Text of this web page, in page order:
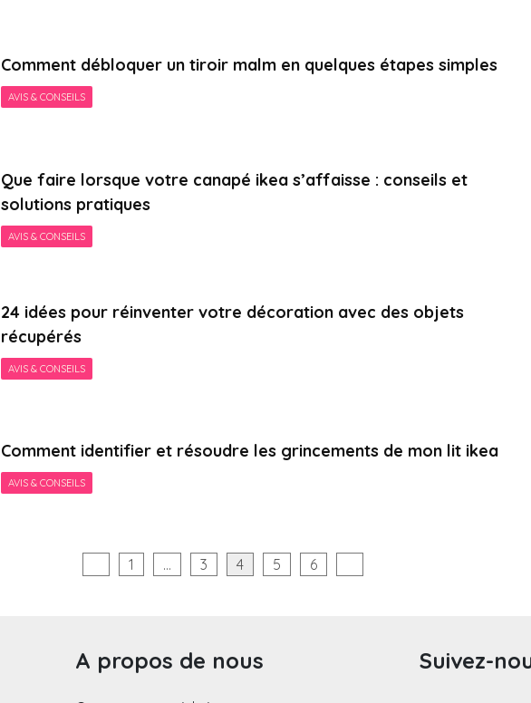
Comment débloquer un tiroir malm en quelques étapes simples
AVIS & CONSEILS
Que faire lorsque votre canapé ikea s’affaisse : conseils et
solutions pratiques
AVIS & CONSEILS
24 idées pour réinventer votre décoration avec des objets
récupérés
AVIS & CONSEILS
Comment identifier et résoudre les grincements de mon lit ikea
AVIS & CONSEILS
1 … 3 4 5 6
A propos de nous Suivez-